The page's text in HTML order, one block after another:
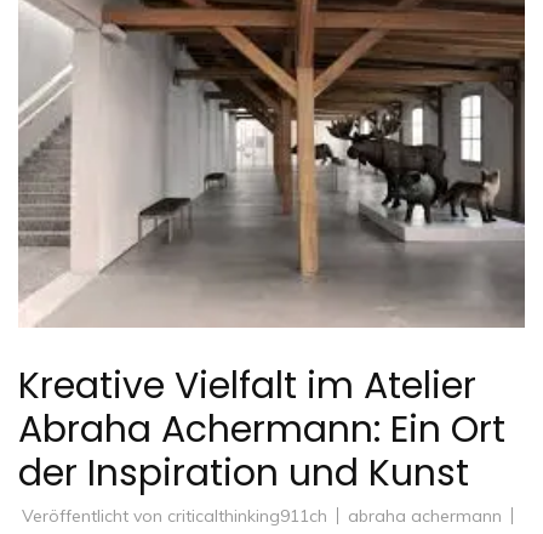
Kreative Vielfalt im Atelier
Abraha Achermann: Ein Ort
der Inspiration und Kunst
Veröffentlicht von criticalthinking911ch
abraha achermann